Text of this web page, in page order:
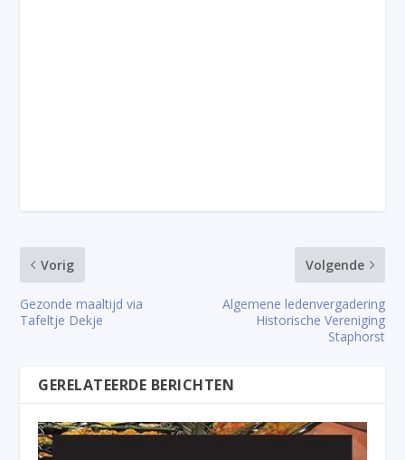
Vorig
Gezonde maaltijd via
Tafeltje Dekje
Volgende
Algemene ledenvergadering
Historische Vereniging
Staphorst
GERELATEERDE BERICHTEN